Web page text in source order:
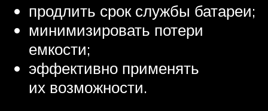
продлить срок службы батареи;
минимизировать потери
емкости;
эффективно применять
их возможности.